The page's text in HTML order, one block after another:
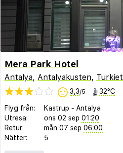
Mera Park Hotel
Antalya, Antalyakusten, Turkiet
3,3/5 32°C
Flyg från: Kastrup - Antalya
Utresa:
ons 02 sep 01:20
Retur:
mån 07 sep 06:00
Nätter:
5